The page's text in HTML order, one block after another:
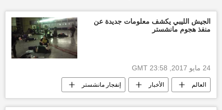
الجيش الليبي يكشف معلومات جديدة عن
منفذ هجوم مانشستر
24 مايو 2017, 23:58 GMT
العالم الأخبار إنفجار مانشستر
معلومات جديدة أخبار ليبيا اليوم